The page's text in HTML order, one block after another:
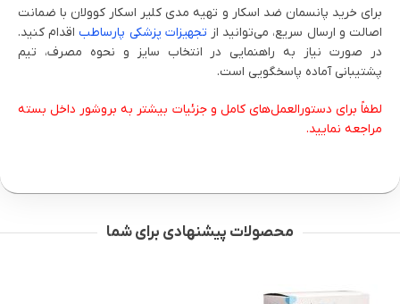
برای خرید پانسمان ضد اسکار و تهیه مدی کلیر اسکار کوولان با ضمانت
اصالت و ارسال سریع، می‌توانید از تجهیزات پزشکی پارساطباقدام کنید.
در صورت نیاز به راهنمایی در انتخاب سایز و نحوه مصرف، تیم
پشتیبانی آماده پاسخگویی است.
لطفاً برای دستورالعمل‌های کامل و جزئیات بیشتر به بروشور داخل بسته
مراجعه نمایید.
محصولات پیشنهادی برای شما